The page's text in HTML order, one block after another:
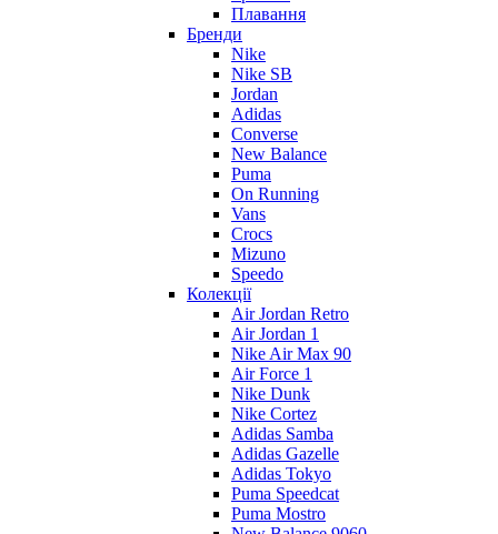
Плавання
Бренди
Nike
Nike SB
Jordan
Adidas
Converse
New Balance
Puma
On Running
Vans
Crocs
Mizuno
Speedo
Колекції
Air Jordan Retro
Air Jordan 1
Nike Air Max 90
Air Force 1
Nike Dunk
Nike Cortez
Adidas Samba
Adidas Gazelle
Adidas Tokyo
Puma Speedcat
Puma Mostro